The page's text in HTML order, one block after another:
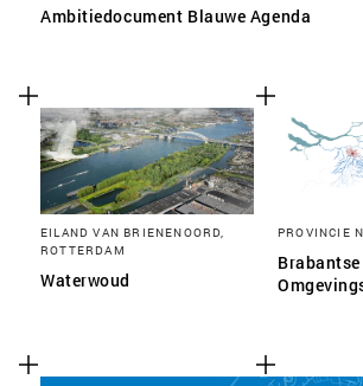
Ambitiedocument Blauwe Agenda
EILAND VAN BRIENENOORD,
ROTTERDAM
Waterwoud
PROVINCIE
Brabantse